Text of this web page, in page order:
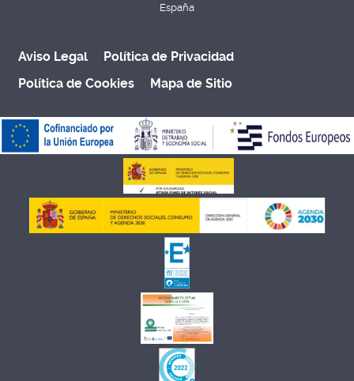
España
Aviso Legal
Política de Privacidad
Política de Cookies
Mapa de Sitio